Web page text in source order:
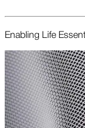
Enabling Life